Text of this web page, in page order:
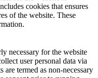
cookies that ensures
of the website. These
necessary for the website
user personal data via
are termed as non-necessary